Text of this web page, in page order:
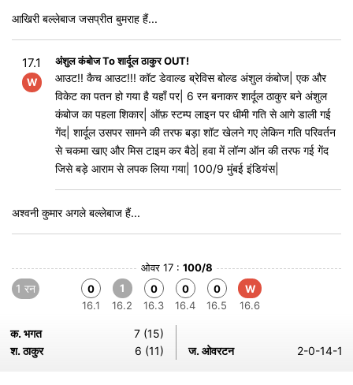
आखिरी बल्लेबाज जसप्रीत बुमराह हैं...
17.1
W
अंशुल कंबोज To शार्दूल ठाकुर OUT!
आउट!! कैच आउट!!! कॉट डेवाल्ड ब्रेविस बोल्ड अंशुल कंबोज| एक और
विकेट का पतन हो गया है यहाँ पर| 6 रन बनाकर शार्दूल ठाकुर बने अंशुल
कंबोज का पहला शिकार| ऑफ़ स्टम्प लाइन पर धीमी गति से आगे डाली गई
गेंद| शार्दूल उसपर सामने की तरफ बड़ा शॉट खेलने गए लेकिन गति परिवर्तन
से चकमा खाए और मिस टाइम कर बैठे| हवा में लॉन्ग ऑन की तरफ गई गेंद
जिसे बड़े आराम से लपक लिया गया| 100/9 मुंबई इंडियंस|
अश्वनी कुमार अगले बल्लेबाज हैं...
ओवर 17 : 100/8
1 रन
0
16.1
1
16.2
0
16.3
0
16.4
0
16.5
W
16.6
क. भगत
7 (15)
श. ठाकुर
6 (11) ज. ओवरटन 2-0-14-1